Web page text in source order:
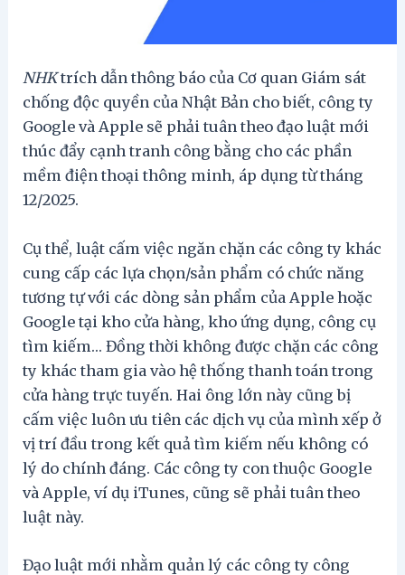
NHKtrích dẫn thông báo của Cơ quan Giám sát
chống độc quyền của Nhật Bản cho biết, công ty
Google và Apple sẽ phải tuân theo đạo luật mới
thúc đẩy cạnh tranh công bằng cho các phần
mềm điện thoại thông minh, áp dụng từ tháng
12/2025.
Cụ thể, luật cấm việc ngăn chặn các công ty khác
cung cấp các lựa chọn/sản phẩm có chức năng
tương tự với các dòng sản phẩm của Apple hoặc
Google tại kho cửa hàng, kho ứng dụng, công cụ
tìm kiếm… Đồng thời không được chặn các công
ty khác tham gia vào hệ thống thanh toán trong
cửa hàng trực tuyến. Hai ông lớn này cũng bị
cấm việc luôn ưu tiên các dịch vụ của mình xếp ở
vị trí đầu trong kết quả tìm kiếm nếu không có
lý do chính đáng. Các công ty con thuộc Google
và Apple, ví dụ iTunes, cũng sẽ phải tuân theo
luật này.
Đạo luật mới nhằm quản lý các công ty công